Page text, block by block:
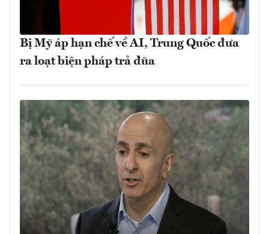
Bị Mỹ áp hạn chế về AI, Trung Quốc đưa
ra loạt biện pháp trả đũa